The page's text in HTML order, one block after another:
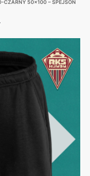
CZARNY 50×100 – SPEJSON